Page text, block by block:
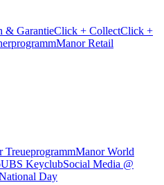
& GarantieClick + CollectClick +
Manor Retail
TreueprogrammManor World
UBS KeyclubSocial Media @
Day